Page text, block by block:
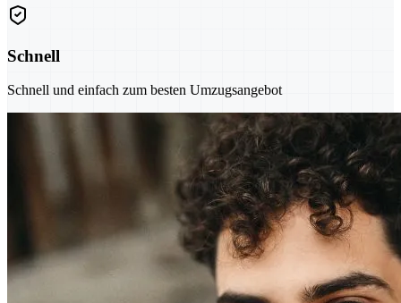
Schnell
Schnell und einfach zum besten Umzugsangebot